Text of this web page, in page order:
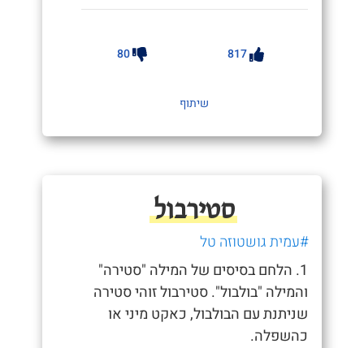
817
80
שיתוף
סטירבול
#עמית גושטוזה טל
1. הלחם בסיסים של המילה "סטירה"
והמילה "בולבול". סטירבול זוהי סטירה
שניתנת עם הבולבול, כאקט מיני או
כהשפלה.